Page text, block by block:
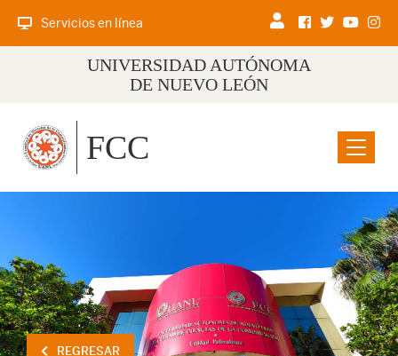
Servicios en línea
UNIVERSIDAD AUTÓNOMA
DE NUEVO LEÓN
Menu
FCC
REGRESAR